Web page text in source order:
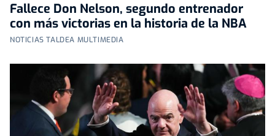
Fallece Don Nelson, segundo entrenador
con más victorias en la historia de la NBA
NOTICIAS TALDEA MULTIMEDIA